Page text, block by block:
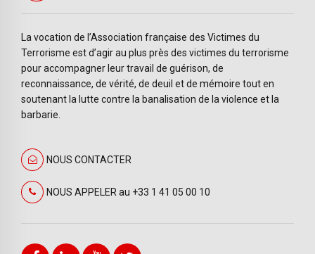
La vocation de l’Association française des Victimes du
Terrorisme est d’agir au plus près des victimes du terrorisme
pour accompagner leur travail de guérison, de
reconnaissance, de vérité, de deuil et de mémoire tout en
soutenant la lutte contre la banalisation de la violence et la
barbarie.
NOUS CONTACTER
NOUS APPELER au +33 1 41 05 00 10